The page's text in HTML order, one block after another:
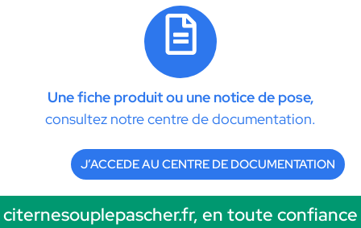
Une fiche produit ou une notice de pose,
consultez notre centre de documentation.
J’ACCEDE AU CENTRE DE DOCUMENTATION
citernesouplepascher.fr, en toute confiance